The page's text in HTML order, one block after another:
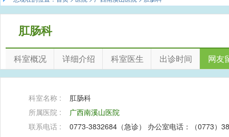
肛肠科
科室概况 详细介绍 科室医生 出诊时间 网友
科室名称 :
肛肠科
所属医院 :
广西南溪山医院
联系电话 :
0773-3832684（急诊） 办公室电话：（0773）